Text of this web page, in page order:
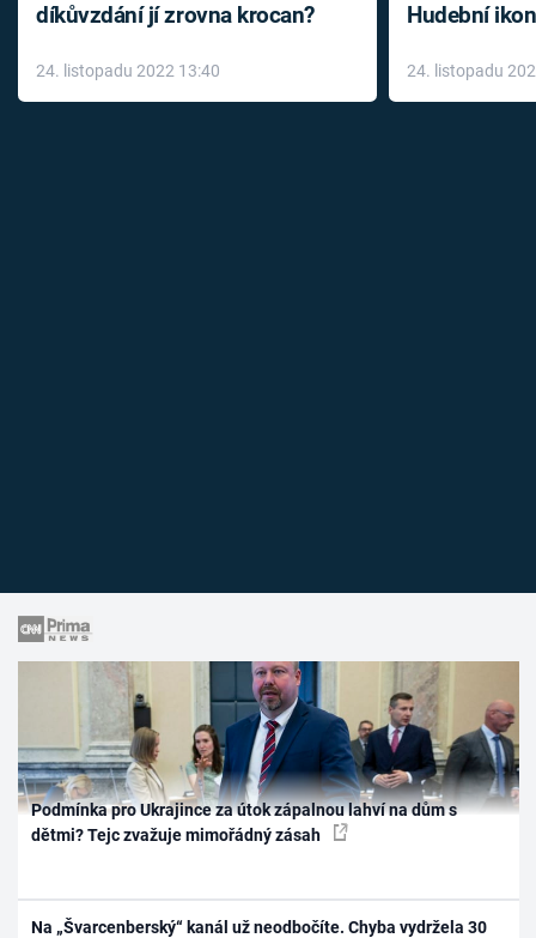
díkůvzdání jí zrovna krocan?
24. listopadu 2022 13:40
Hudební
léky
24. listopadu
Podmínka pro Ukrajince za útok zápalnou lahví na dům s
dětmi? Tejc zvažuje mimořádný zásah
Na „Švarcenberský“ kanál už neodbočíte. Chyba vydržela 30